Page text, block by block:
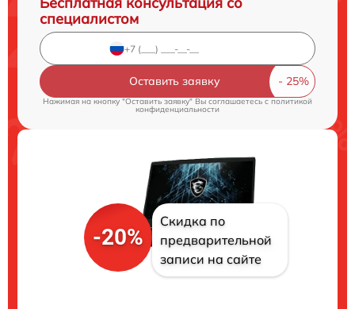
специалистом
Оставить заявку
Нажимая на кнопку "Оставить заявку" Вы соглашаетесь cполитикой
конфиденциальности
-20%
Скидка по
предварительной
записи на сайте